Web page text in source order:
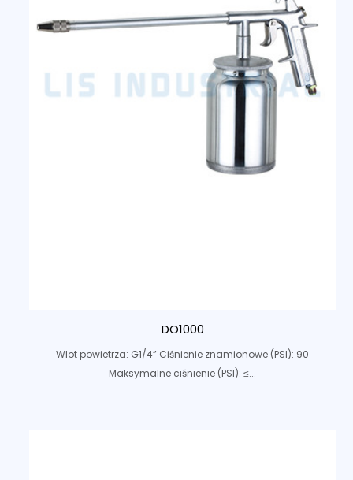
DO1000
Wlot powietrza: G1/4” Ciśnienie znamionowe (PSI): 90
Maksymalne ciśnienie (PSI): ≤...